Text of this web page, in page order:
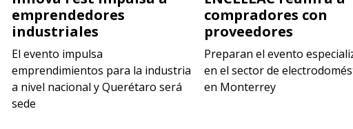
emprendedores
industriales
El evento impulsa
emprendimientos para la industria
a nivel nacional y Querétaro será
sede
compradores con
proveedores
Preparan el evento
en el sector de
en Monterrey